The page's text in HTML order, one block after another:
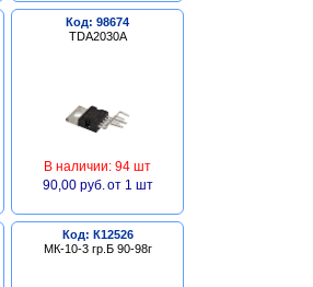
Код: 98674
TDA2030A
В наличии: 94 шт
90,00 руб. от 1 шт
Код: К12526
МК-10-3 гр.Б 90-98г